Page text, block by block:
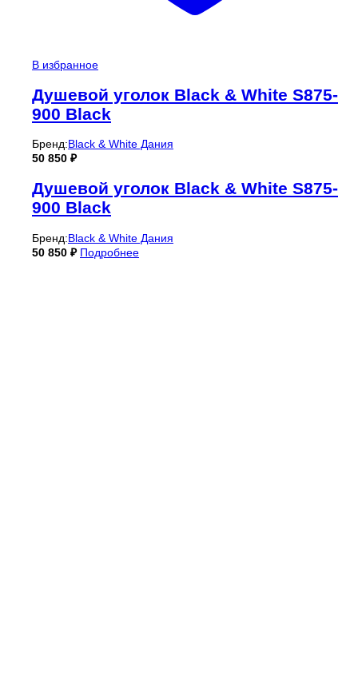
В избранное
Душевой уголок Black & White S875-
900 Black
Бренд:Black & White Дания
50 850 ₽
Душевой уголок Black & White S875-
900 Black
Бренд:Black & White Дания
50 850 ₽ Подробнее